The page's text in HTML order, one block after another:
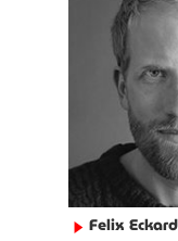
► Felix